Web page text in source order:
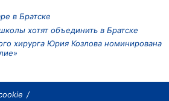
в Братске
хотят объединить в Братске
хирурга Юрия Козлова номинирована